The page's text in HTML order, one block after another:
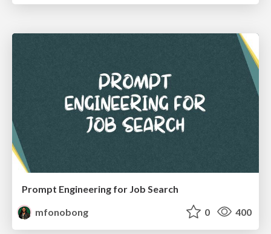
Prompt Engineering for Job Search
mfonobong
0 400